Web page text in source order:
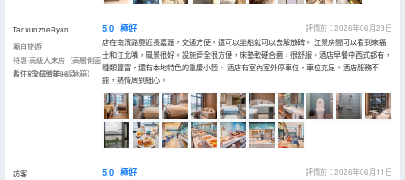
TanxunzheRyan
獨自旅遊
特惠·高級大床房（高層側面
看江+全屋智能+小冰箱）
入住於2026年06月
5.0 極好
評價於：2026年06月23日
店在南濱路靠近長嘉滙，交通方便，還可以坐船就可以去解放碑。 江景房間可以看到來福
士和江北嘴，風景很好。設施齊全很方便，床墊軟硬合適，很舒服。酒店早餐中西式都有，
種類豐富，還有本地特色的重慶小麪。 酒店有室內室外停車位，車位充足。酒店服務不
錯，熱情周到細心。
訪客
5.0 極好
評價於：2026年06月11日